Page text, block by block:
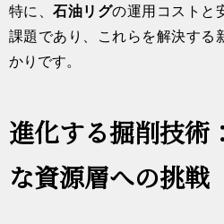
特に、石油リグの運用コストと
課題であり、これらを解決する
かりです。
進化する掘削技術
な資源層への挑戦